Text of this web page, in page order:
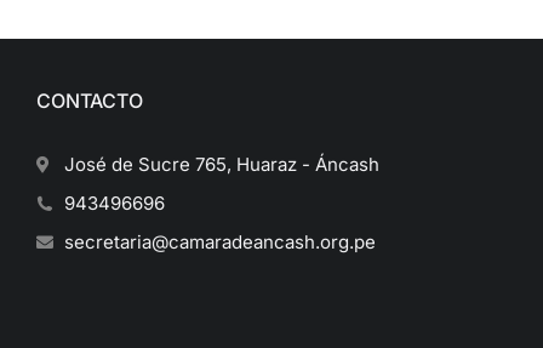
CONTACTO
José de Sucre 765, Huaraz - Áncash
943496696
secretaria@camaradeancash.org.pe